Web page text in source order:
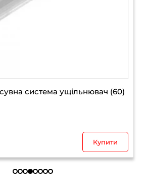
система профіль
Купити